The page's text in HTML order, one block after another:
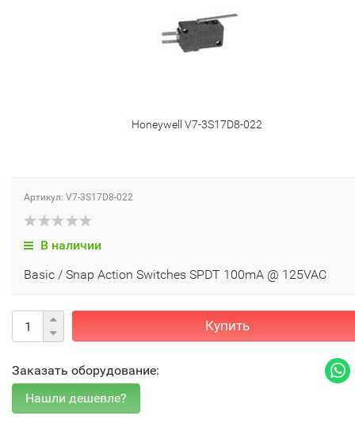
Honeywell V7-3S17D8-022
Артикул: V7-3S17D8-022
В наличии
Basic / Snap Action Switches SPDT 100mA @ 125VAC
Купить
Заказать оборудование: